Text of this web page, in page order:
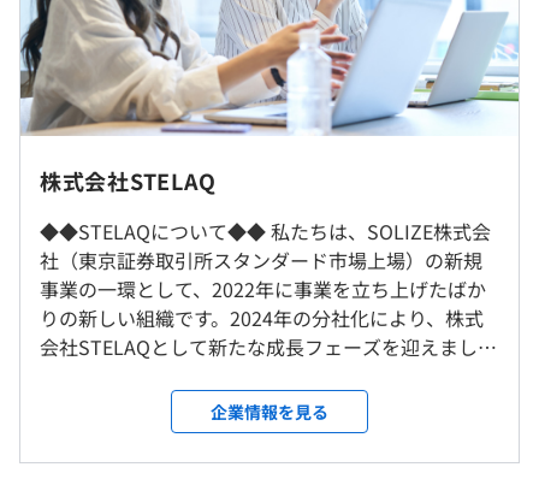
◆◆プロジェクト事例◆◆
【組込みソフトウェア開発】
＜自動車関連＞
・ADAS（先進運転支援システム）の開発
・自動運転技術の先行開発
【システム開発エンジニア（オンプレ系/クラウド系/アプ
リ系）】
＜システム開発案件関連＞
・販売管理、生産管理システムの開発
・保険業向けシステムの開発
・金融系システム開発及びテスト設計支援
＜勤務地補足＞
勤務地については派遣先所在地も含まれます。
主に東京都、神奈川県、愛知県を予定しています。
勤務エリアのご希望がございましたらお気軽にお申し付け
くださいませ。
就業場所の変更範囲
＜雇入時＞
会社の定める場所（テレワークを行う場所を含む）
9:00～18:00
一部フレックスタイム制あり（コアタイム11:00～15:00）
休憩時間：休憩１時間（12:00～13:00）
完全週休2日制（土・日）、年末年始休暇、夏季休暇、
GW休暇、年次有給休
暇、特別休暇（記念日・慶弔・出産・結婚・リフレッシュ
等）、産前/産後休
暇、育児休業、子の看護休暇、母性管理休暇、介護休暇、
株式会社STELAQ
◆◆STELAQについて◆◆ 私たちは、SOLIZE株式会
社（東京証券取引所スタンダード市場上場）の新規
事業の一環として、2022年に事業を立ち上げたばか
りの新しい組織です。2024年の分社化により、株式
会社STELAQとして新たな成長フェーズを迎えまし
ニアリング技術を活かし、品質の高いソフトウェア
を提供し、お客さまの競争力を高める支援をしてい
ます。次世代モビリティの開発、IoTを利用した生産
企業情報を見る